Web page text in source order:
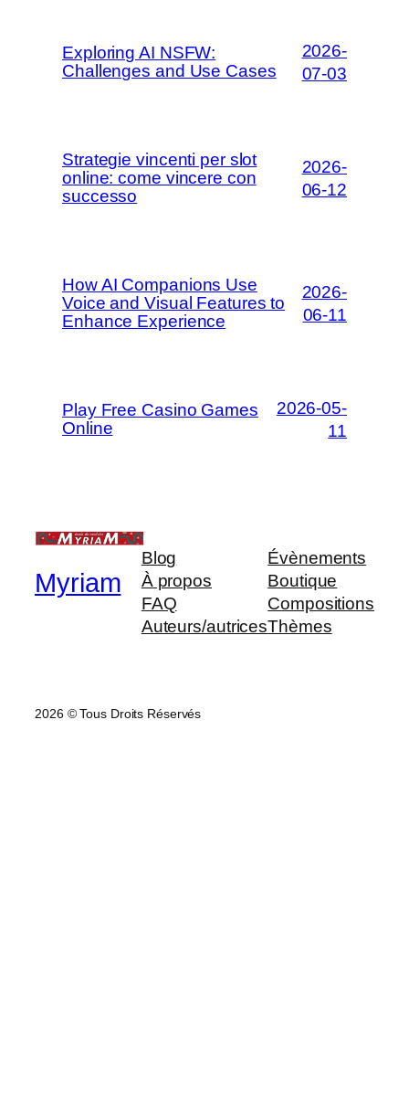
Exploring AI NSFW:
Challenges and Use Cases
2026-
07-03
Strategie vincenti per slot
online: come vincere con
successo
2026-
06-12
How AI Companions Use
Voice and Visual Features to
Enhance Experience
2026-
06-11
Play Free Casino Games
Online
2026-05-
11
Myriam
Blog
À propos
FAQ
Auteurs/autrices
Évènements
Boutique
Compositions
Thèmes
2026 © Tous Droits Réservés